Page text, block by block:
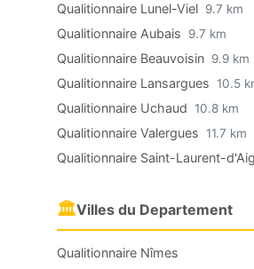
Qualitionnaire Lunel-Viel 9.7 km
Qualitionnaire Aubais 9.7 km
Qualitionnaire Beauvoisin 9.9 km
Qualitionnaire Lansargues 10.5
Qualitionnaire Uchaud 10.8 km
Qualitionnaire Valergues 11.7 km
Qualitionnaire Saint-Laurent-
🏛Villes du Departement
Qualitionnaire Nîmes